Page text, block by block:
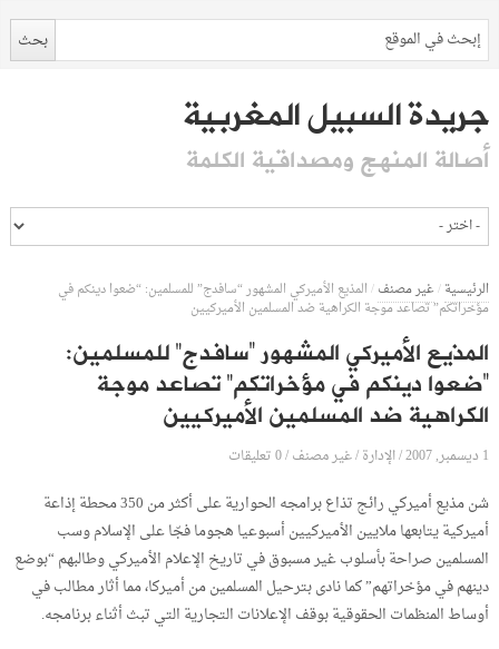
جريدة السبيل المغربية
أصالة المنهج ومصداقية الكلمة
الرئيسية/غير مصنف/المذيع الأميركي المشهور “سافدج” للمسلمين: “ضعوا دينكم في
مؤخراتكم” تصاعد موجة الكراهية ضد المسلمين الأميركيين
المذيع الأميركي المشهور “سافدج” للمسلمين:
“ضعوا دينكم في مؤخراتكم” تصاعد موجة
الكراهية ضد المسلمين الأميركيين
1 ديسمبر, 2007 /الإدارة/غير مصنف/0 تعليقات
شن مذيع أميركي رائج تذاع برامجه الحوارية على أكثر من 350 محطة إذاعة
أميركية يتابعها ملايين الأميركيين أسبوعيا هجوما فجّا على الإسلام وسب
المسلمين صراحة بأسلوب غير مسبوق في تاريخ الإعلام الأميركي وطالبهم “بوضع
دينهم في مؤخراتهم” كما نادى بترحيل المسلمين من أميركا، مما أثار مطالب في
أوساط المنظمات الحقوقية بوقف الإعلانات التجارية التي تبث أثناء برنامجه.